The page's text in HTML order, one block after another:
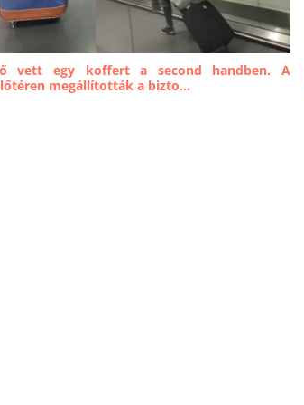
vett egy koffert a second handben. A
megállították a bizto...